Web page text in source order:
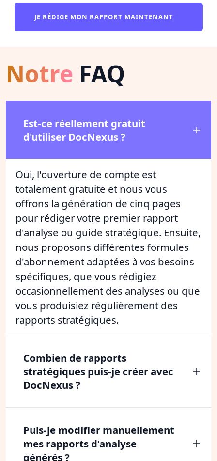
JE RÉDIGE MON RAPPORT MAINTENANT
Notre FAQ
Est-ce réellement gratuit
d'utiliser DocNexus ?
Oui, l'ouverture de compte est
totalement gratuite et nous vous
offrons la génération de cinq pages
pour rédiger votre premier rapport
d'analyse ou guide stratégique. Ensuite,
nous proposons différentes formules
d'abonnement adaptées à vos besoins
spécifiques, que vous rédigiez
occasionnellement des analyses ou que
vous produisiez régulièrement des
rapports stratégiques.
Combien de rapports
stratégiques puis-je créer avec
DocNexus ?
Puis-je modifier manuellement
mes rapports d'analyse
générés ?